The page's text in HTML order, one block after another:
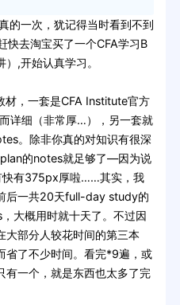
一次，犹记得当时看到不到
快去淘宝买了一个CFA学习B
,开始认真学习。
，一套是CFA Institute官方
详细（非常厚…），另一套就
。除非你真的对知识有很深
的notes就足够了—因为说
快有375px厚啦……其实，我
后一共20天full-day study的
大概用时就十天了。不过因
大部分人较花时间的第三本
省了不少时间。看完*9遍，或
有一个，就是东西也太多了完